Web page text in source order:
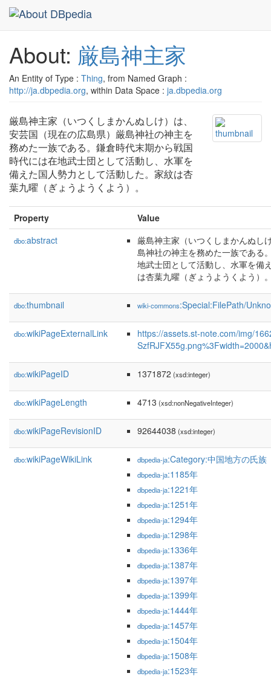
About: 厳島神主家
An Entity of Type : Thing, from Named Graph :
http://ja.dbpedia.org, within Data Space : ja.dbpedia.org
厳島神主家（いつくしまかんぬしけ）は、
安芸国（現在の広島県）厳島神社の神主を
務めた一族である。鎌倉時代末期から戦国
時代には在地武士団として活動し、水軍を
備えた国人勢力として活動した。家紋は杏
葉九曜（ぎょうようくよう）。
Property Value
dbo:abstract
厳島神主家（いつくしまかんぬし
島神社の神主を務めた一族である
地武士団として活動し、水軍を備
は杏葉九曜（ぎょうようくよう）
dbo:thumbnail wiki-commons:Special:FilePath/
dbo:wikiPageExternalLink
https://assets.st-note.com/img/
dbo:wikiPageID 1371872 (xsd:integer)
dbo:wikiPageLength 4713 (xsd:nonNegativeInteger)
dbo:wikiPageRevisionID 92644038 (xsd:integer)
dbo:wikiPageWikiLink dbpedia-ja:Category:中国地方の氏族
dbpedia-ja:1185年
dbpedia-ja:1221年
dbpedia-ja:1251年
dbpedia-ja:1294年
dbpedia-ja:1298年
dbpedia-ja:1336年
dbpedia-ja:1387年
dbpedia-ja:1397年
dbpedia-ja:1399年
dbpedia-ja:1444年
dbpedia-ja:1457年
dbpedia-ja:1504年
dbpedia-ja:1508年
dbpedia-ja:1523年